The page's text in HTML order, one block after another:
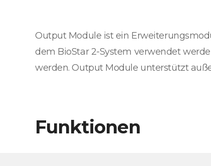
Output Module ist ein
dem BioStar 2-System verwendet
werden. Output Module unterstützt
Funktionen